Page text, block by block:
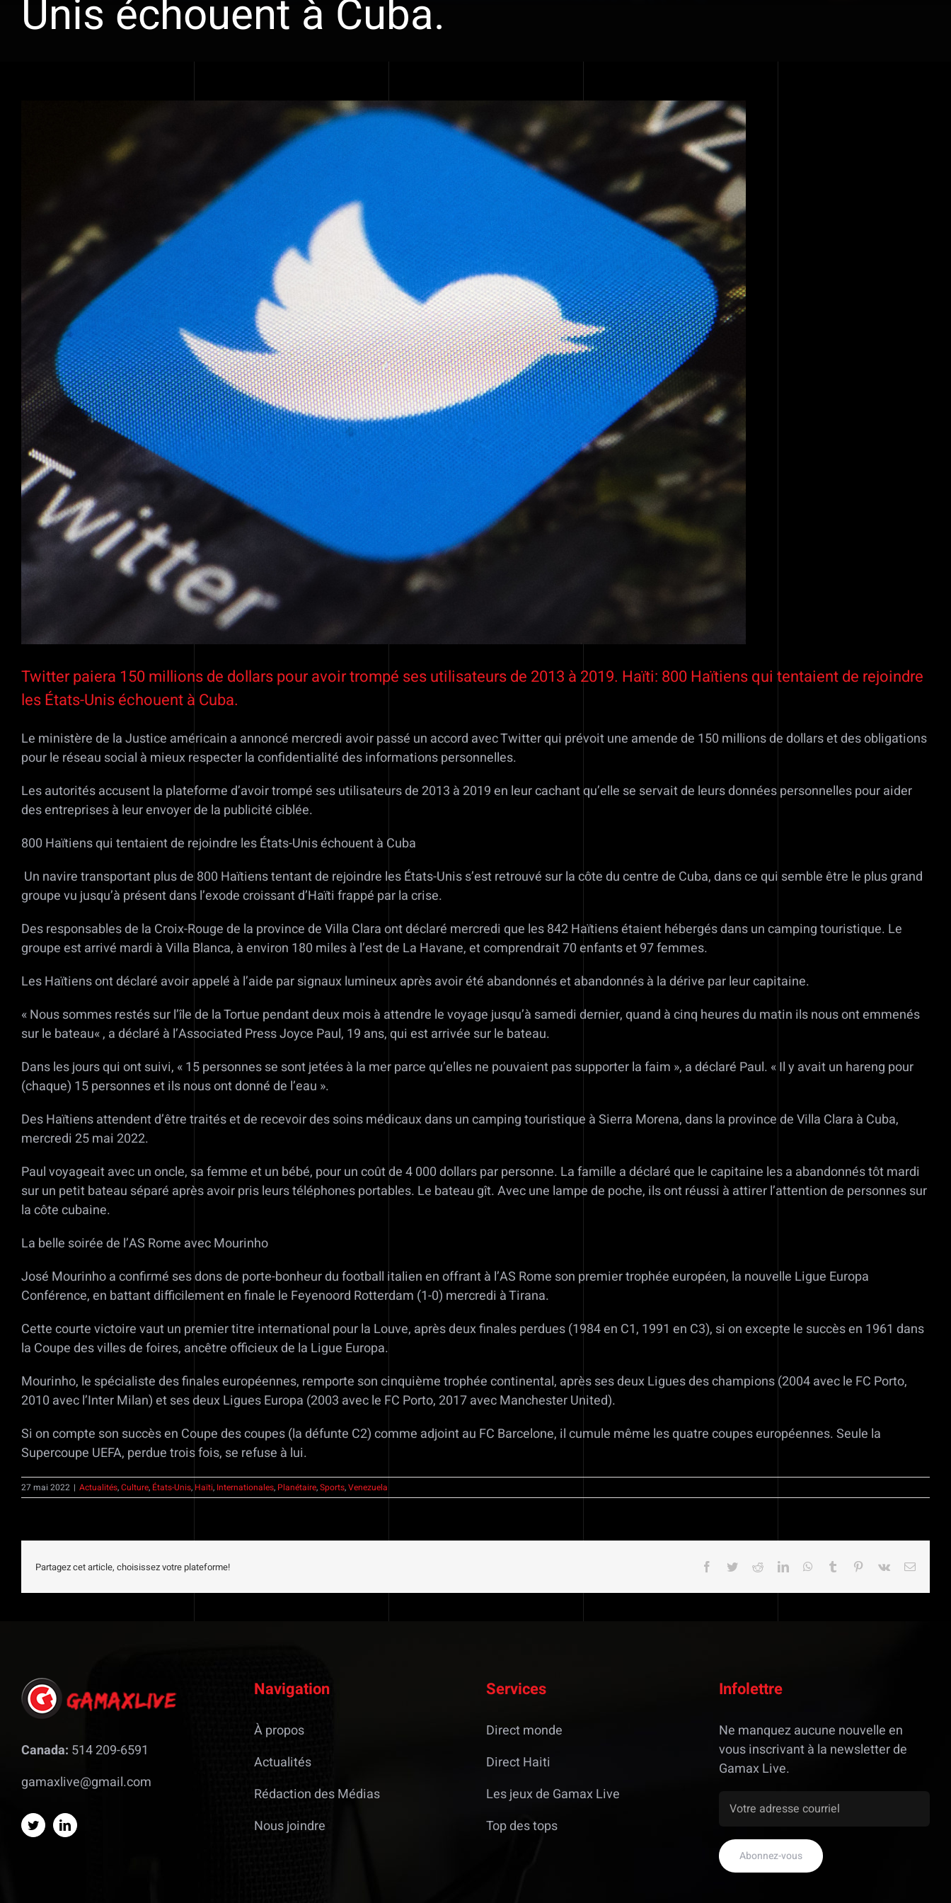
Unis échouent à Cuba.
Twitter paiera 150 millions de dollars pour avoir trompé ses utilisateurs de 2013 à 2019. Haïti: 800 Haïtiens qui tentaient de rejoindre
les États-Unis échouent à Cuba.
Le ministère de la Justice américain a annoncé mercredi avoir passé un accord avec Twitter qui prévoit une amende de 150 millions de dollars et des obligations
pour le réseau social à mieux respecter la confidentialité des informations personnelles.
Les autorités accusent la plateforme d’avoir trompé ses utilisateurs de 2013 à 2019 en leur cachant qu’elle se servait de leurs données personnelles pour aider
des entreprises à leur envoyer de la publicité ciblée.
800 Haïtiens qui tentaient de rejoindre les États-Unis échouent à Cuba
Un navire transportant plus de 800 Haïtiens tentant de rejoindre les États-Unis s’est retrouvé sur la côte du centre de Cuba, dans ce qui semble être le plus grand
groupe vu jusqu’à présent dans l’exode croissant d’Haïti frappé par la crise.
Des responsables de la Croix-Rouge de la province de Villa Clara ont déclaré mercredi que les 842 Haïtiens étaient hébergés dans un camping touristique. Le
groupe est arrivé mardi à Villa Blanca, à environ 180 miles à l’est de La Havane, et comprendrait 70 enfants et 97 femmes.
Les Haïtiens ont déclaré avoir appelé à l’aide par signaux lumineux après avoir été abandonnés et abandonnés à la dérive par leur capitaine.
« Nous sommes restés sur l’île de la Tortue pendant deux mois à attendre le voyage jusqu’à samedi dernier, quand à cinq heures du matin ils nous ont emmenés
sur le bateau« , a déclaré à l’Associated Press Joyce Paul, 19 ans, qui est arrivée sur le bateau.
Dans les jours qui ont suivi, « 15 personnes se sont jetées à la mer parce qu’elles ne pouvaient pas supporter la faim », a déclaré Paul. « Il y avait un hareng pour
(chaque) 15 personnes et ils nous ont donné de l’eau ».
Des Haïtiens attendent d’être traités et de recevoir des soins médicaux dans un camping touristique à Sierra Morena, dans la province de Villa Clara à Cuba,
mercredi 25 mai 2022.
Paul voyageait avec un oncle, sa femme et un bébé, pour un coût de 4 000 dollars par personne. La famille a déclaré que le capitaine les a abandonnés tôt mardi
sur un petit bateau séparé après avoir pris leurs téléphones portables. Le bateau gît. Avec une lampe de poche, ils ont réussi à attirer l’attention de personnes sur
la côte cubaine.
La belle soirée de l’AS Rome avec Mourinho
José Mourinho a confirmé ses dons de porte-bonheur du football italien en offrant à l’AS Rome son premier trophée européen, la nouvelle Ligue Europa
Conférence, en battant difficilement en finale le Feyenoord Rotterdam (1-0) mercredi à Tirana.
Cette courte victoire vaut un premier titre international pour la Louve, après deux finales perdues (1984 en C1, 1991 en C3), si on excepte le succès en 1961 dans
la Coupe des villes de foires, ancêtre officieux de la Ligue Europa.
Mourinho, le spécialiste des finales européennes, remporte son cinquième trophée continental, après ses deux Ligues des champions (2004 avec le FC Porto,
2010 avec l’Inter Milan) et ses deux Ligues Europa (2003 avec le FC Porto, 2017 avec Manchester United).
Si on compte son succès en Coupe des coupes (la défunte C2) comme adjoint au FC Barcelone, il cumule même les quatre coupes européennes. Seule la
Supercoupe UEFA, perdue trois fois, se refuse à lui.
27 mai 2022 | Actualités,Culture, États-Unis, Haïti, Internationales, Planétaire,Sports,Venezuela
Partagez cet article, choisissez votre plateforme! Facebook
TwitterRedditLinkedInWhatsApp
Tumblr Pinterest
Vk Email
Canada: 514 209-6591
gamaxlive@gmail.com
Navigation
À propos
Actualités
Rédaction des Médias
Nous joindre
Services
Direct monde
Direct Haiti
Les jeux de Gamax Live
Top des tops
Infolettre
Ne manquez aucune nouvelle en
vous inscrivant à la newsletter de
Gamax Live.